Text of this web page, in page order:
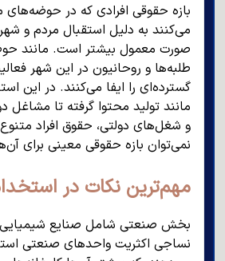
بازه حقوقی افرادی که در
می‌کنند به دلیل استقبال مردم و
صورت معمول بیشتر است. مانند
طلبه‌ها و روحانیون در این شهر
گسترده‌ای را ایفا می‌کنند. در این
مانند تولید محتوا گرفته تا مشاغل
و شغل‌های دولتی، حقوق افراد
نمی‌توان بازه حقوقی معینی برای
مهم‌ترین نکات در
بخش صنعتی شامل صنایع شیمیایی
نساجی اکثریت واحدهای صنعتی